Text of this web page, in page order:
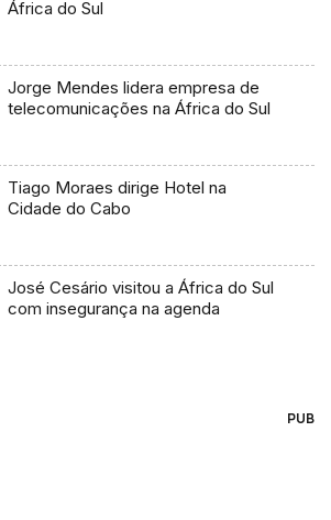
África do Sul
Jorge Mendes lidera empresa de
telecomunicações na África do Sul
Tiago Moraes dirige Hotel na
Cidade do Cabo
José Cesário visitou a África do Sul
com insegurança na agenda
PUB